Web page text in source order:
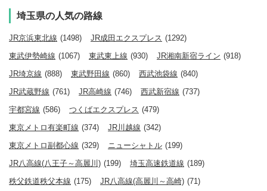
埼玉県の人気の路線
JR京浜東北線 (1498) JR成田エクスプレス (1292)
東武伊勢崎線 (1067) 東武東上線 (930) JR湘南新宿ライン (918)
JR埼京線 (888) 東武野田線 (860) 西武池袋線 (840)
JR武蔵野線 (761) JR高崎線 (746) 西武新宿線 (737)
宇都宮線 (586) つくばエクスプレス (479)
東京メトロ有楽町線 (374) JR川越線 (342)
東京メトロ副都心線 (329) ニューシャトル (199)
JR八高線(八王子～高麗川) (199) 埼玉高速鉄道線 (189)
秩父鉄道秩父本線 (175) JR八高線(高麗川～高崎) (71)